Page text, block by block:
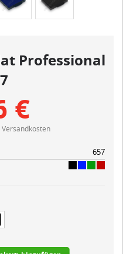
Professional
€
Versandkosten
657